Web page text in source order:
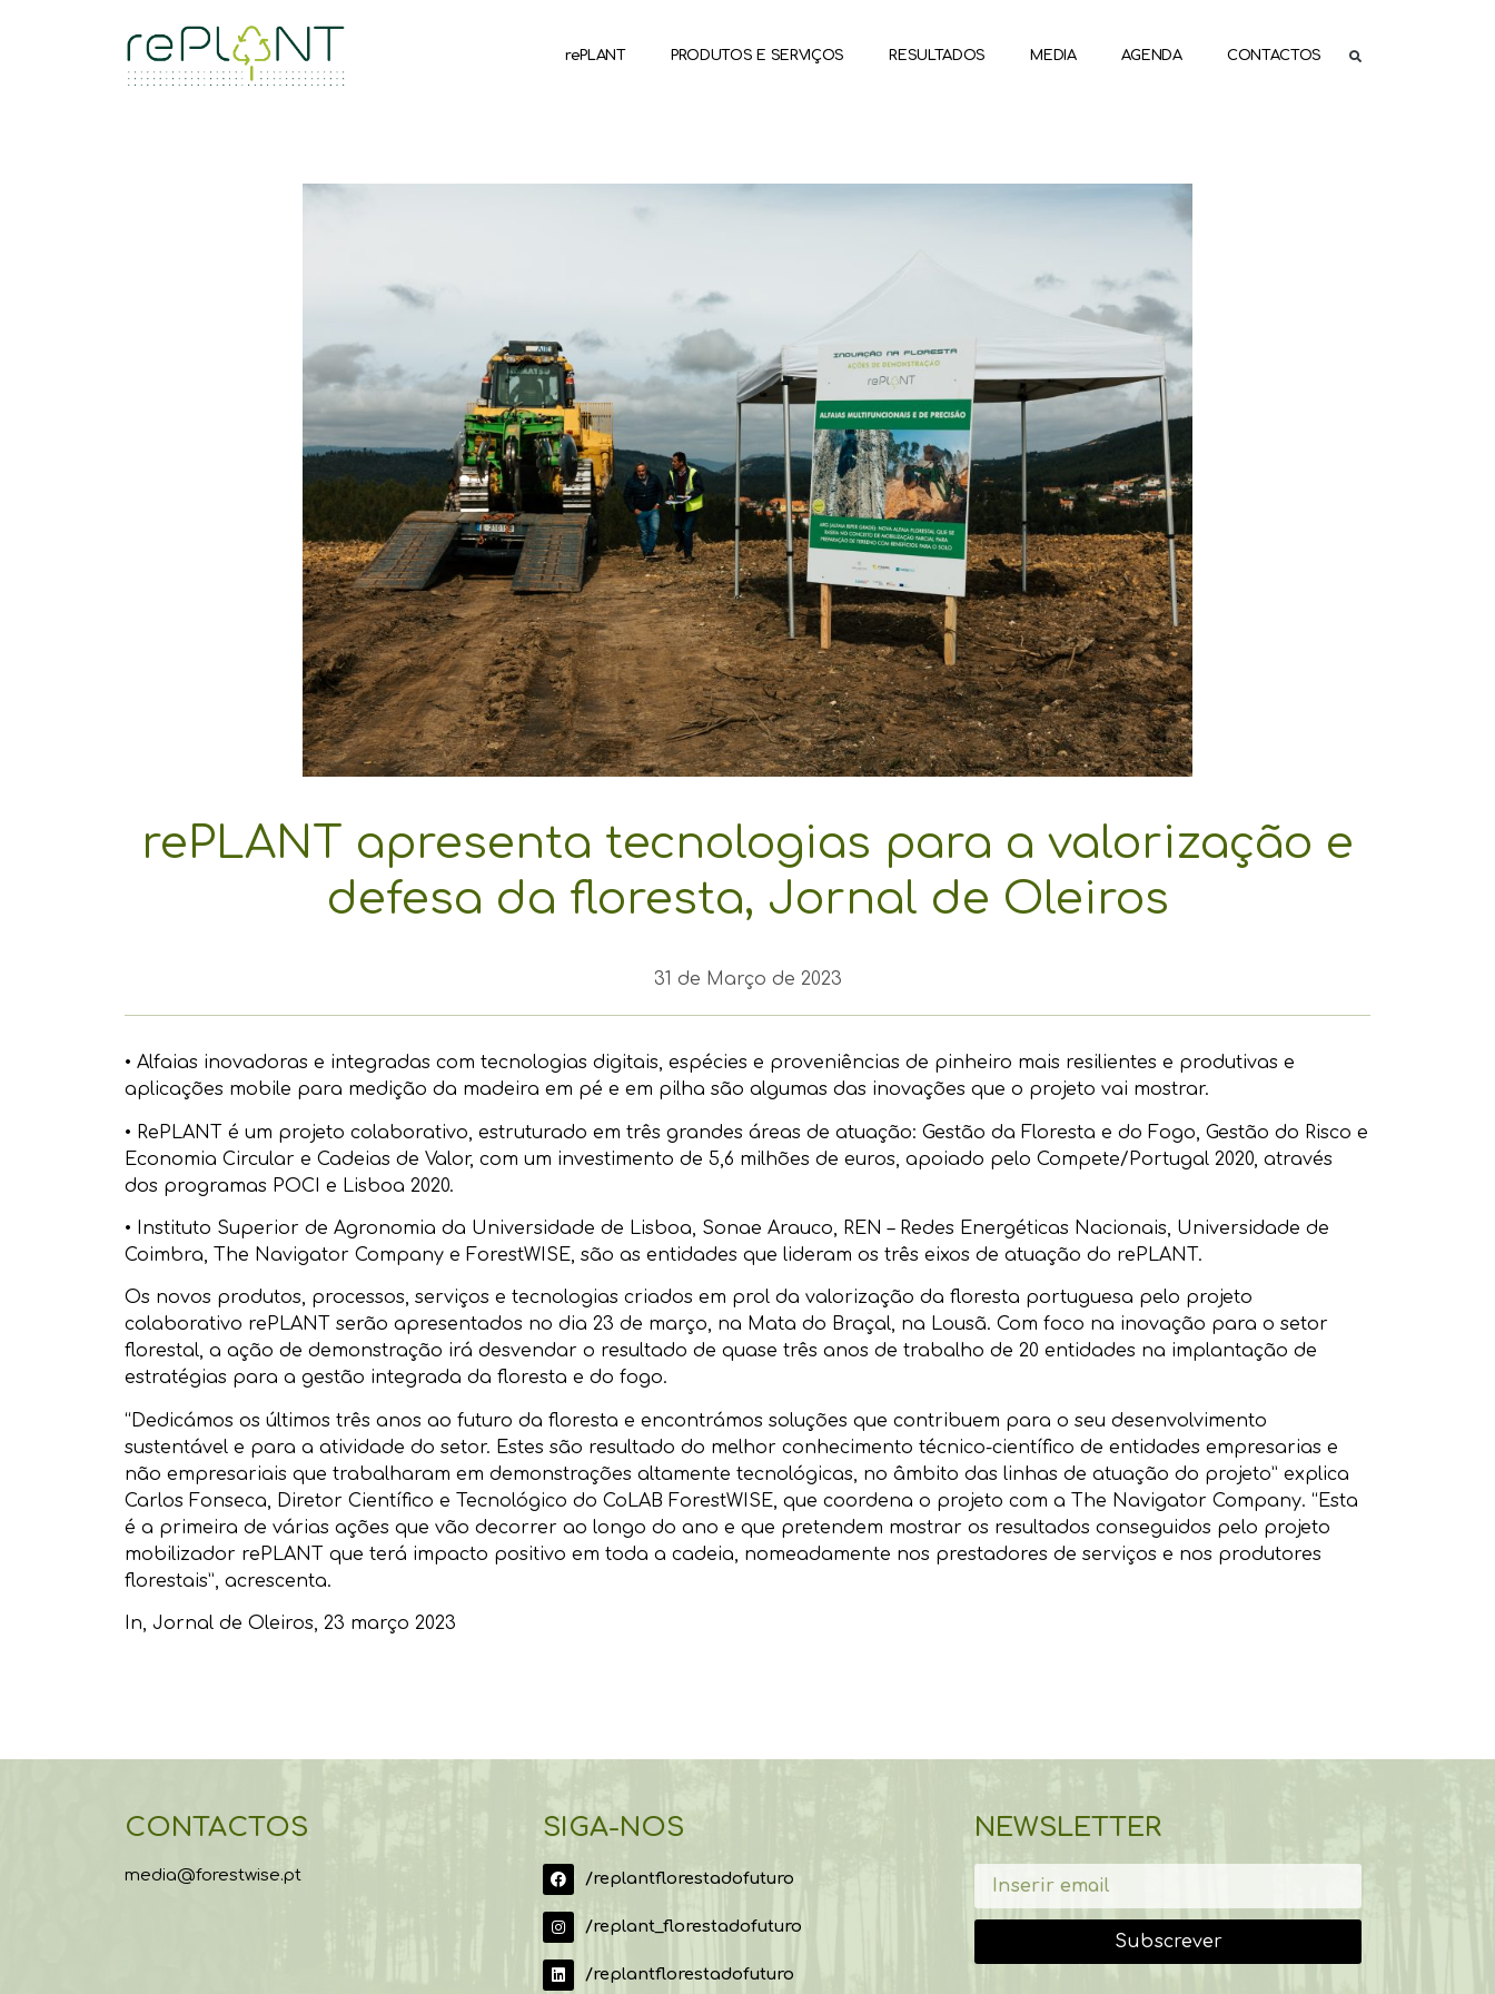
rePLANT PRODUTOS E SERVIÇOS RESULTADOS MEDIA AGENDA CONTACTOS
rePLANT apresenta tecnologias para a valorização e
defesa da floresta, Jornal de Oleiros
31 de Março de 2023
• Alfaias inovadoras e integradas com tecnologias digitais, espécies e proveniências de pinheiro mais resilientes e produtivas e
aplicações mobile para medição da madeira em pé e em pilha são algumas das inovações que o projeto vai mostrar.
• RePLANT é um projeto colaborativo, estruturado em três grandes áreas de atuação: Gestão da Floresta e do Fogo, Gestão do Risco e
Economia Circular e Cadeias de Valor, com um investimento de 5,6 milhões de euros, apoiado pelo Compete/Portugal 2020, através
dos programas POCI e Lisboa 2020.
• Instituto Superior de Agronomia da Universidade de Lisboa, Sonae Arauco, REN – Redes Energéticas Nacionais, Universidade de
Coimbra, The Navigator Company e ForestWISE, são as entidades que lideram os três eixos de atuação do rePLANT.
Os novos produtos, processos, serviços e tecnologias criados em prol da valorização da floresta portuguesa pelo projeto
colaborativo rePLANT serão apresentados no dia 23 de março, na Mata do Braçal, na Lousã. Com foco na inovação para o setor
florestal, a ação de demonstração irá desvendar o resultado de quase três anos de trabalho de 20 entidades na implantação de
estratégias para a gestão integrada da floresta e do fogo.
“Dedicámos os últimos três anos ao futuro da floresta e encontrámos soluções que contribuem para o seu desenvolvimento
sustentável e para a atividade do setor. Estes são resultado do melhor conhecimento técnico-científico de entidades empresarias e
não empresariais que trabalharam em demonstrações altamente tecnológicas, no âmbito das linhas de atuação do projeto” explica
Carlos Fonseca, Diretor Científico e Tecnológico do CoLAB ForestWISE, que coordena o projeto com a The Navigator Company. “Esta
é a primeira de várias ações que vão decorrer ao longo do ano e que pretendem mostrar os resultados conseguidos pelo projeto
mobilizador rePLANT que terá impacto positivo em toda a cadeia, nomeadamente nos prestadores de serviços e nos produtores
florestais”, acrescenta.
In, Jornal de Oleiros, 23 março 2023
CONTACTOS
media@forestwise.pt
SIGA-NOS
/replantflorestadofuturo
/replant_florestadofuturo
/replantflorestadofuturo
NEWSLETTER
Subscrever